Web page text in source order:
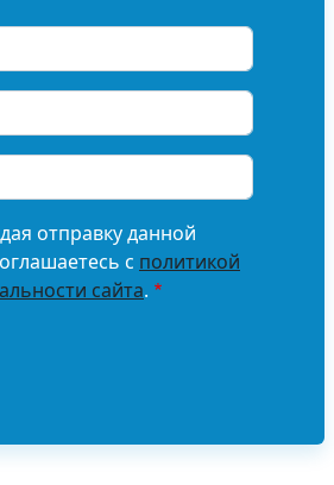
отправку данной
с политикой
сайта.